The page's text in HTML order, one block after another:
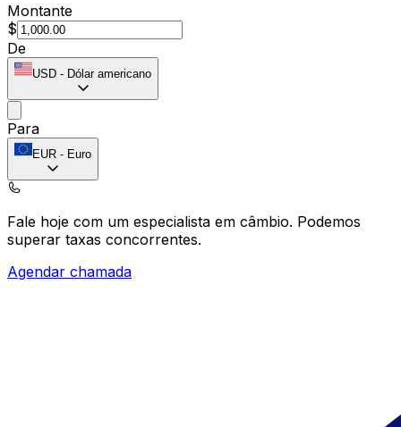
Montante
$
De
USD - Dólar americano
Para
EUR - Euro
Fale hoje com um especialista em câmbio. Podemos
superar taxas concorrentes.
Agendar chamada